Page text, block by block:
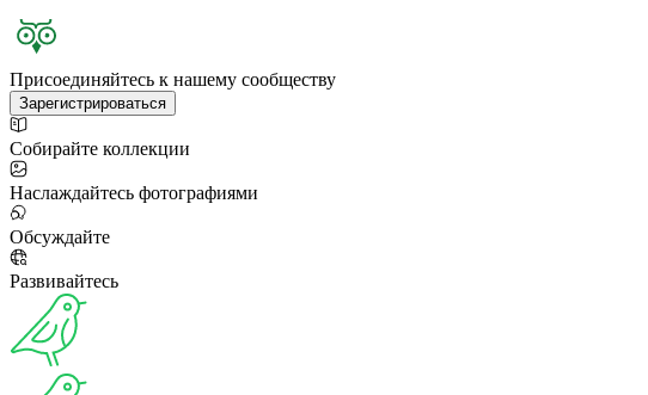
Присоединяйтесь к нашему сообществу
Зарегистрироваться
Собирайте коллекции
Наслаждайтесь фотографиями
Обсуждайте
Развивайтесь